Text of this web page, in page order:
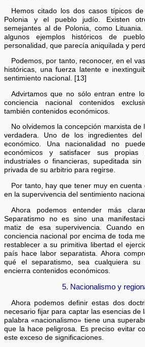
Hemos citado los dos casos típicos de
Polonia y el pueblo judío. Existen
semejantes al de Polonia, como
algunos ejemplos históricos de
personalidad, que parecía aniquilada y
Podemos, por tanto, reconocer, en el
históricas, una fuerza latente e
sentimiento nacional. [13]
Advirtamos que no sólo entran entre
conciencia nacional contenidos
también contenidos económicos.
No olvidemos la concepción marxista
verdadera. Uno de los ingredientes del
económico. Una nacionalidad no
económicos y satisfacer sus propias
industriales o financieras, supeditada
privada de su arbitrio para regirse.
Por tanto, hay que tener muy en cuenta
en la supervivencia del sentimiento
Ahora podemos entender más
Separatismo no es sino una
matiz de esa supervivencia. Cuando
conciencia nacional por encima de toda
restablecer a su primitiva libertad el
país hace labor separatista. Ahora
qué el separatismo, sea cualquiera su
encierra contenidos económicos.
5. Nacionalismo y
Ahora podemos definir estas dos
necesario fijar para captar las esencias de
palabra «nacionalismo» tiene una
que la hace peligrosa. Es preciso evitar
este exceso de significaciones.